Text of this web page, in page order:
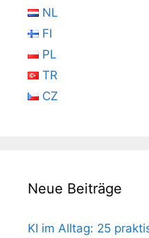
NL
FI
PL
TR
CZ
Neue Beiträge
KI im Alltag: 25